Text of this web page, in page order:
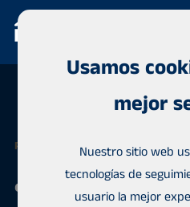
PÓNGASE EN CONTACTO CON
¿Cómo podemos
Usamos
mejor
Nuestro sitio web
tecnologías de
usuario la mejor